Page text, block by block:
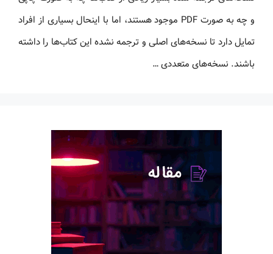
و چه به صورت PDF موجود هستند، اما با اینحال بسیاری از افراد
تمایل دارد تا نسخه‌های اصلی و ترجمه نشده این کتاب‌ها را داشته
باشند. نسخه‌های متعددی …